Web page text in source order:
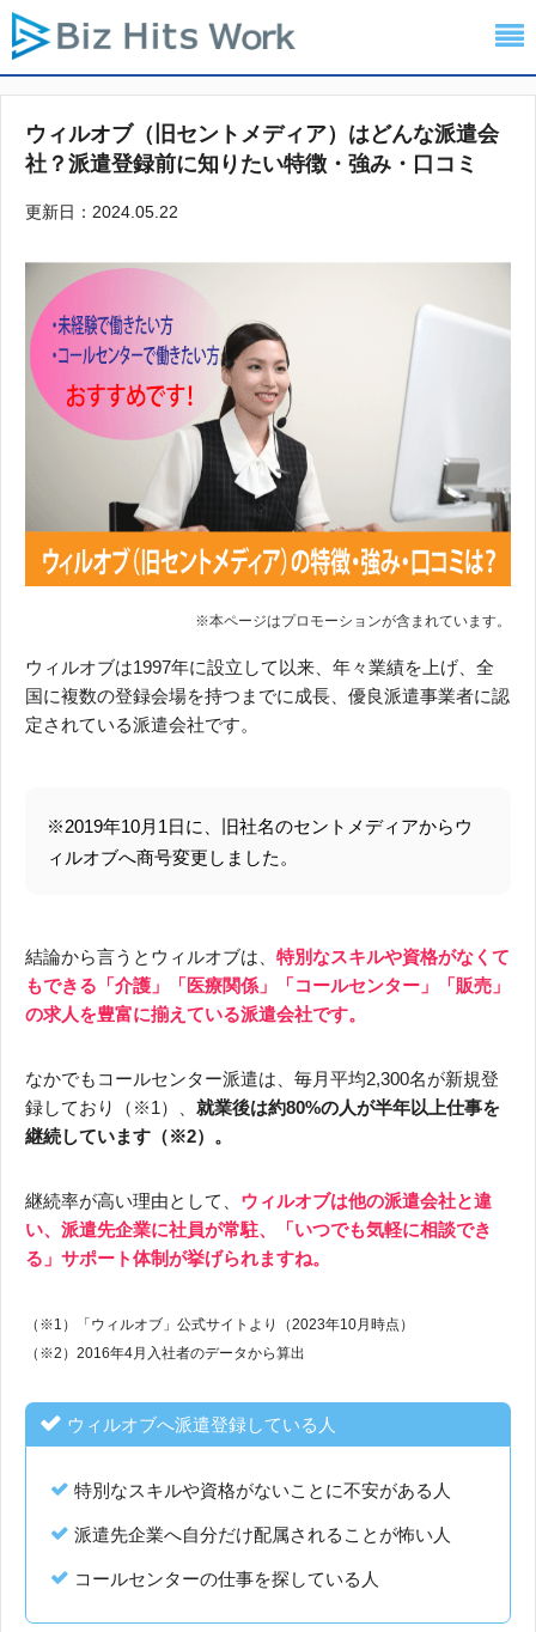
ウィルオブ（旧セントメディア）はどんな派遣会
社？派遣登録前に知りたい特徴・強み・口コミ
更新日：2024.05.22
ウィルオブは1997年に設立して以来、年々業績を上げ、全
国に複数の登録会場を持つまでに成長、優良派遣事業者に認
定されている派遣会社です。
※2019年10月1日に、旧社名のセントメディアからウ
ィルオブへ商号変更しました。
結論から言うとウィルオブは、 特別なスキルや資格がなくて
もできる「介護」「医療関係」「コールセンター」「販売」
の求人を豊富に揃えている派遣会社です。
なかでもコールセンター派遣は、毎月平均2,300名が新規登
録しており（※1）、 就業後は約80%の人が半年以上仕事を
継続しています（※2）。
継続率が高い理由として、 ウィルオブは他の派遣会社と違
い、派遣先企業に社員が常駐、「いつでも気軽に相談でき
る」サポート体制が挙げられますね。
（※1）「ウィルオブ」公式サイトより（2023年10月時点）
（※2）2016年4月入社者のデータから算出
ウィルオブへ派遣登録している人
特別なスキルや資格がないことに不安がある人
派遣先企業へ自分だけ配属されることが怖い人
コールセンターの仕事を探している人